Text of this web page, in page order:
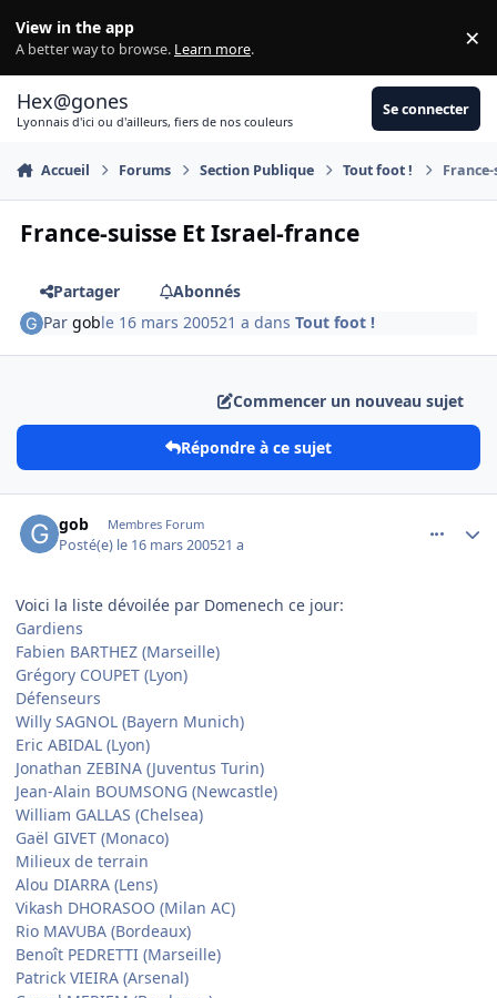
View in the app
A better way to browse. Learn more. ×
Hex@gones
Lyonnais d'ici ou d'ailleurs, fiers de nos couleurs
Se connecter
Accueil Forums Section Publique Tout foot !
France-suisse Et Israel-france
Partager
Abonnés
Pargoble 16 mars 200521 a dansTout foot !
Commencer un nouveau sujet
Répondre à ce sujet
gob Membres Forum
Posté(e) le 16 mars 200521 a
Voici la liste dévoilée par Domenech ce jour:
Gardiens
Fabien BARTHEZ (Marseille)
Grégory COUPET (Lyon)
Défenseurs
Willy SAGNOL (Bayern Munich)
Eric ABIDAL (Lyon)
Jonathan ZEBINA (Juventus Turin)
Jean-Alain BOUMSONG (Newcastle)
William GALLAS (Chelsea)
Gaël GIVET (Monaco)
Milieux de terrain
Alou DIARRA (Lens)
Vikash DHORASOO (Milan AC)
Rio MAVUBA (Bordeaux)
Benoît PEDRETTI (Marseille)
Patrick VIEIRA (Arsenal)